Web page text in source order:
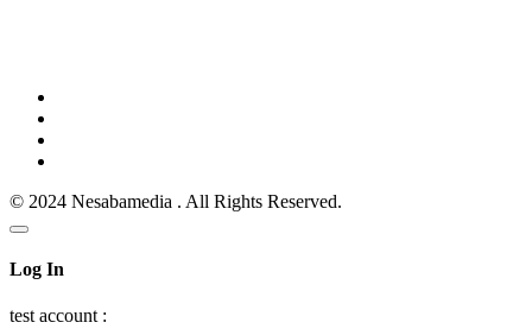
© 2024 Nesabamedia . All Rights Reserved.
Log In
test account :